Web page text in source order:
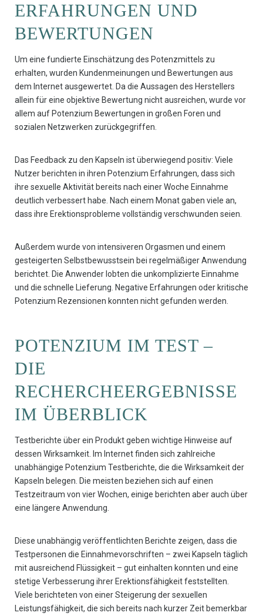
ERFAHRUNGEN UND
BEWERTUNGEN
Um eine fundierte Einschätzung des Potenzmittels zu
erhalten, wurden Kundenmeinungen und Bewertungen aus
dem Internet ausgewertet. Da die Aussagen des Herstellers
allein für eine objektive Bewertung nicht ausreichen, wurde vor
allem auf Potenzium Bewertungen in großen Foren und
sozialen Netzwerken zurückgegriffen.
Das Feedback zu den Kapseln ist überwiegend positiv: Viele
Nutzer berichten in ihren Potenzium Erfahrungen, dass sich
ihre sexuelle Aktivität bereits nach einer Woche Einnahme
deutlich verbessert habe. Nach einem Monat gaben viele an,
dass ihre Erektionsprobleme vollständig verschwunden seien.
Außerdem wurde von intensiveren Orgasmen und einem
gesteigerten Selbstbewusstsein bei regelmäßiger Anwendung
berichtet. Die Anwender lobten die unkomplizierte Einnahme
und die schnelle Lieferung. Negative Erfahrungen oder kritische
Potenzium Rezensionen konnten nicht gefunden werden.
POTENZIUM IM TEST –
DIE
RECHERCHEERGEBNISSE
IM ÜBERBLICK
Testberichte über ein Produkt geben wichtige Hinweise auf
dessen Wirksamkeit. Im Internet finden sich zahlreiche
unabhängige Potenzium Testberichte, die die Wirksamkeit der
Kapseln belegen. Die meisten beziehen sich auf einen
Testzeitraum von vier Wochen, einige berichten aber auch über
eine längere Anwendung.
Diese unabhängig veröffentlichten Berichte zeigen, dass die
Testpersonen die Einnahmevorschriften – zwei Kapseln täglich
mit ausreichend Flüssigkeit – gut einhalten konnten und eine
stetige Verbesserung ihrer Erektionsfähigkeit feststellten.
Viele berichteten von einer Steigerung der sexuellen
Leistungsfähigkeit, die sich bereits nach kurzer Zeit bemerkbar